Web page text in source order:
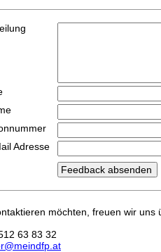
Adresse
möchten, freuen wir uns
63 83 32